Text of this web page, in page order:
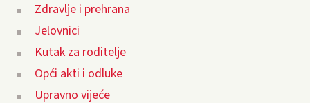
Zdravlje i prehrana
Jelovnici
Kutak za roditelje
Opći akti i odluke
Upravno vijeće